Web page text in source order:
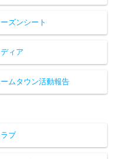
ズンシート
ディア
ムタウン活動報告
ブ